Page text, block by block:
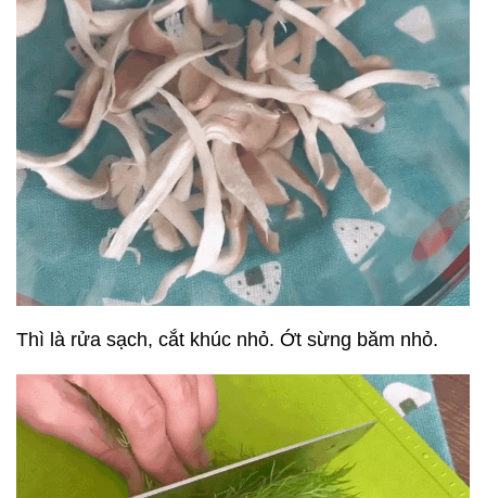
Thì là rửa sạch, cắt khúc nhỏ. Ớt sừng băm nhỏ.